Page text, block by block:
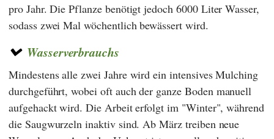
pro Jahr. Die Pflanze benötigt jedoch 6000 Liter Wasser,
sodass zwei Mal wöchentlich bewässert wird.
Wasserverbrauchs
Mindestens alle zwei Jahre wird ein intensives Mulching
durchgeführt, wobei oft auch der ganze Boden manuell
aufgehackt wird. Die Arbeit erfolgt im "Winter", während
die Saugwurzeln inaktiv sind. Ab März treiben neue